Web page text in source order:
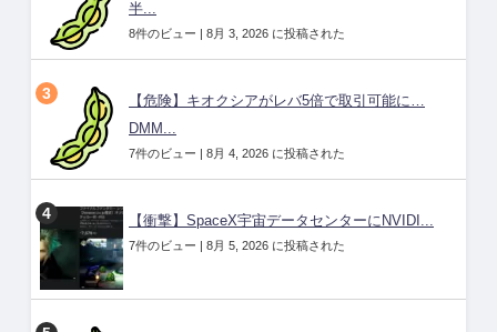
半...
8件のビュー | 8月 3, 2026 に投稿された
【危険】キオクシアがレバ5倍で取引可能に…
DMM...
7件のビュー | 8月 4, 2026 に投稿された
【衝撃】SpaceX宇宙データセンターにNVIDI...
7件のビュー | 8月 5, 2026 に投稿された